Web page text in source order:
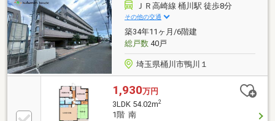
ＪＲ高崎線 桶川駅 徒歩8分
その他の交通
築34年11ヶ月/6階建
総戸数40戸
埼玉県桶川市鴨川１
1,930万円
3LDK 54.02m2
1階 南